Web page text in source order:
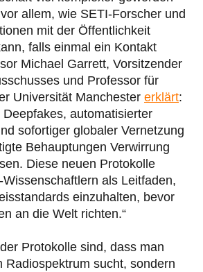
allem, wie SETI-Forscher und
mit der Öffentlichkeit
falls einmal ein Kontakt
Michael Garrett, Vorsitzender
und Professor für
Universität Manchester erklärt:
Deepfakes, automatisierter
sofortiger globaler Vernetzung
Behauptungen Verwirrung
Diese neuen Protokolle
als Leitfaden,
einzuhalten, bevor
an die Welt richten.“
Protokolle sind, dass man
Radiospektrum sucht, sondern